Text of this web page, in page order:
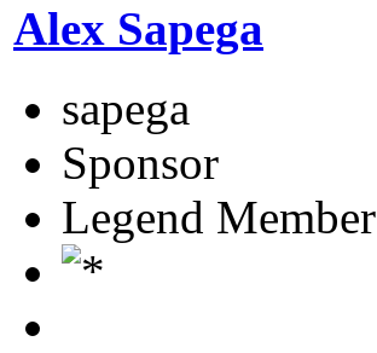
Alex Sapega
sapega
Sponsor
Legend Member